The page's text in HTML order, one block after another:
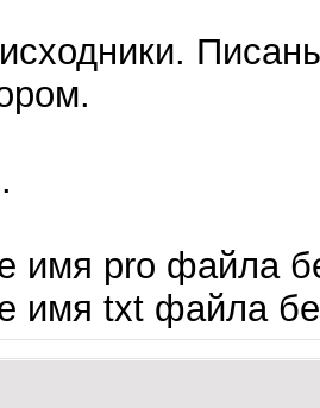
имя pro файла
имя txt файла